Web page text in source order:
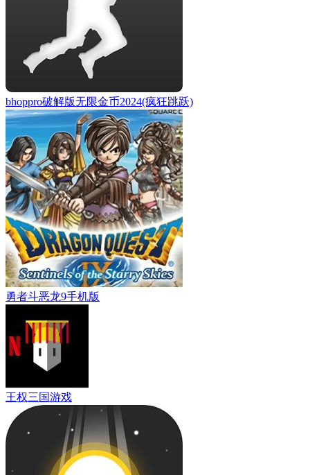
bhoppro破解版无限金币2024(疯狂跳跃)
勇者斗恶龙9手机版
王权三国游戏